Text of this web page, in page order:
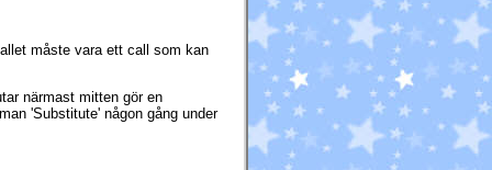
måste vara ett call som kan
närmast mitten gör en
'Substitute' någon gång under